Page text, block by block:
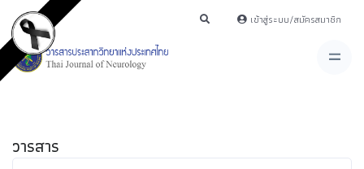
เข้าสู่ระบบ/สมัครสมาชิก
วารสาร